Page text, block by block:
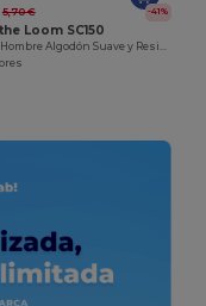
5,70 € -41%
Loom SC150